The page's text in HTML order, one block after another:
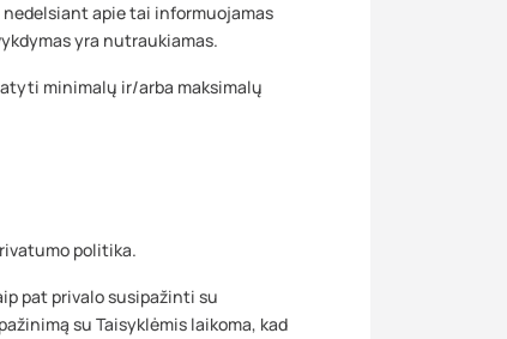
nedelsiant apie tai informuojamas
yra nutraukiamas.
minimalų ir/arba maksimalų
politika.
pat privalo susipažinti su
su Taisyklėmis laikoma, kad